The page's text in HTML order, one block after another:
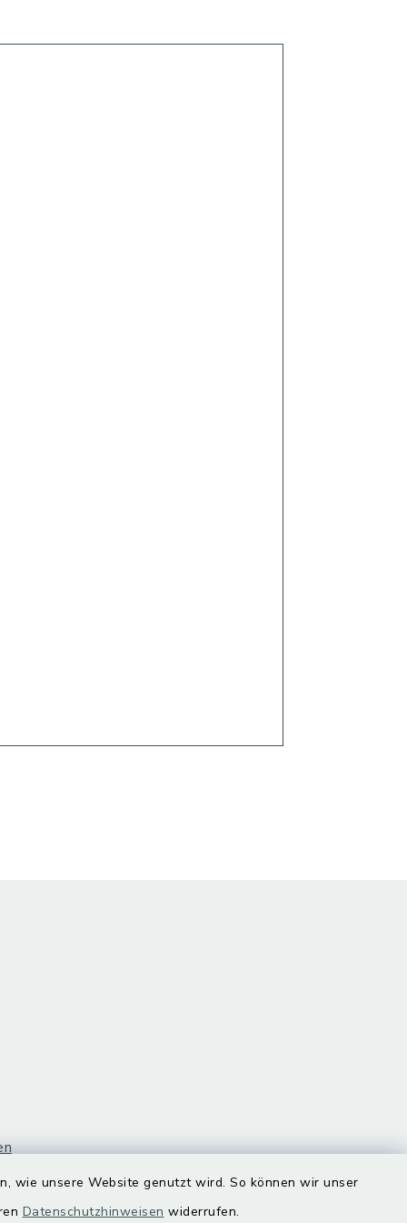
wie unsere Website genutzt wird. So können wir unser
Datenschutzhinweisen widerrufen.